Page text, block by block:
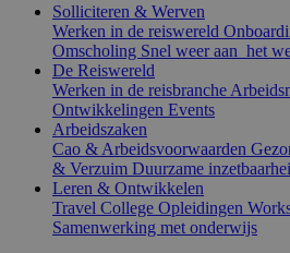
Solliciteren & Werven
Werken in de reiswereld
Omscholing Snel weer aan het
De Reiswereld
Werken in de reisbranche
Ontwikkelingen Events
Arbeidszaken
Cao & Arbeidsvoorwaarden
& Verzuim Duurzame
Leren & Ontwikkelen
Travel College Opleidingen
Samenwerking met onderwijs